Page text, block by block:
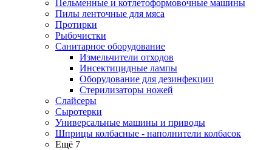
Пельменные и котлетоформовочные машины
Пилы ленточные для мяса
Протирки
Рыбочистки
Санитарное оборудование
Измельчители отходов
Инсектицидные лампы
Оборудование для дезинфекции
Стерилизаторы ножей
Слайсеры
Сыротерки
Универсальные машины и приводы
Шприцы колбасные - наполнители колбасок
Ещё 7